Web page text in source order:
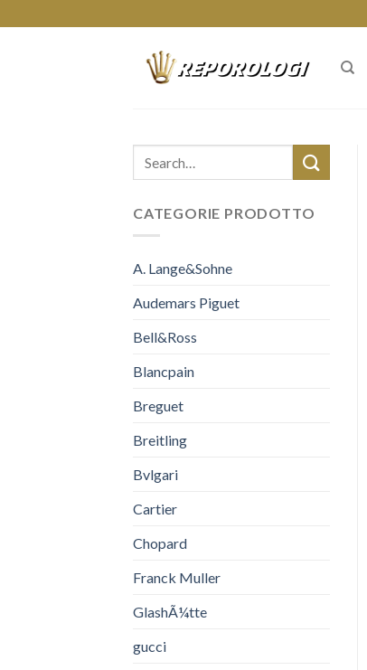
to
CATEGORIE PRODOTTO
A. Lange&Sohne
Audemars Piguet
Bell&Ross
Blancpain
Breguet
Breitling
Bvlgari
Cartier
Chopard
Franck Muller
GlashÃ¼tte
gucci